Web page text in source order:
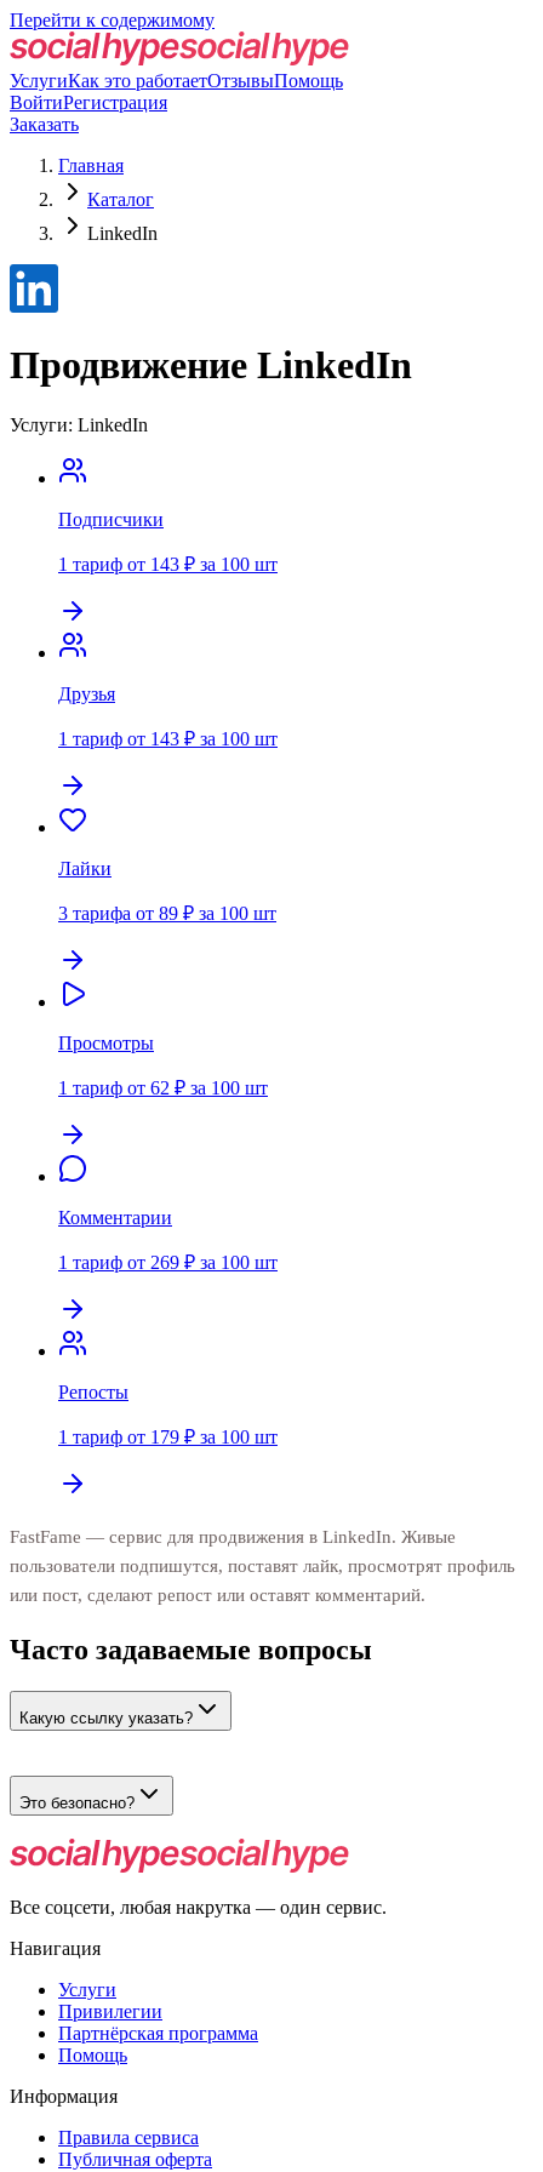
Перейти к содержимому
УслугиКак это работаетОтзывыПомощь
ВойтиРегистрация
Заказать
Главная
Каталог
LinkedIn
Продвижение LinkedIn
Услуги: LinkedIn
Подписчики
1 тариф от 143 ₽ за 100 шт
Друзья
1 тариф от 143 ₽ за 100 шт
Лайки
3 тарифа от 89 ₽ за 100 шт
Просмотры
1 тариф от 62 ₽ за 100 шт
Комментарии
1 тариф от 269 ₽ за 100 шт
Репосты
1 тариф от 179 ₽ за 100 шт
FastFame — сервис для продвижения в LinkedIn. Живые
пользователи подпишутся, поставят лайк, просмотрят профиль
или пост, сделают репост или оставят комментарий.
Часто задаваемые вопросы
Какую ссылку указать?
публикацию в зависимости от типа услуги.
Это безопасно?
Да. Все действия выполняются живыми пользователями с
реальными аккаунтами.
Все соцсети, любая накрутка — один сервис.
Навигация
Услуги
Привилегии
Партнёрская программа
Помощь
Информация
Правила сервиса
Публичная оферта